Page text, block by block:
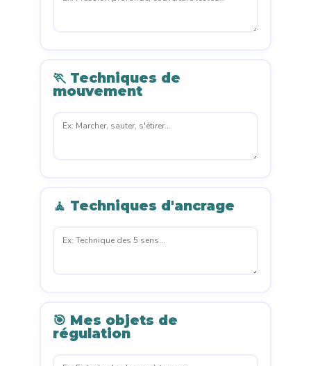
🏃 Techniques de
mouvement
🧘 Techniques d'ancrage
🎯 Mes objets de
régulation